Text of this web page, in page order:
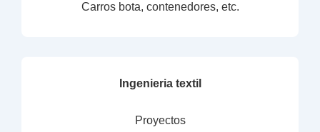
Carros bota, contenedores, etc.
Ingenieria textil
Proyectos